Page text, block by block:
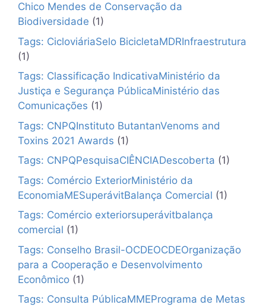
Chico Mendes de Conservação da
Biodiversidade (1)
Tags: CicloviáriaSelo BicicletaMDRInfraestrutura
(1)
Tags: Classificação IndicativaMinistério da
Justiça e Segurança PúblicaMinistério das
Comunicações (1)
Tags: CNPQInstituto ButantanVenoms and
Toxins 2021 Awards (1)
Tags: CNPQPesquisaCIÊNCIADescoberta (1)
Tags: Comércio ExteriorMinistério da
EconomiaMESuperávitBalança Comercial (1)
Tags: Comércio exteriorsuperávitbalança
comercial (1)
Tags: Conselho Brasil-OCDEOCDEOrganização
para a Cooperação e Desenvolvimento
Econômico (1)
Tags: Consulta PúblicaMMEPrograma de Metas